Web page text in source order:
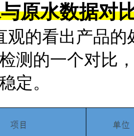
原水数据对
观的看出产品
测的一个对比
定。